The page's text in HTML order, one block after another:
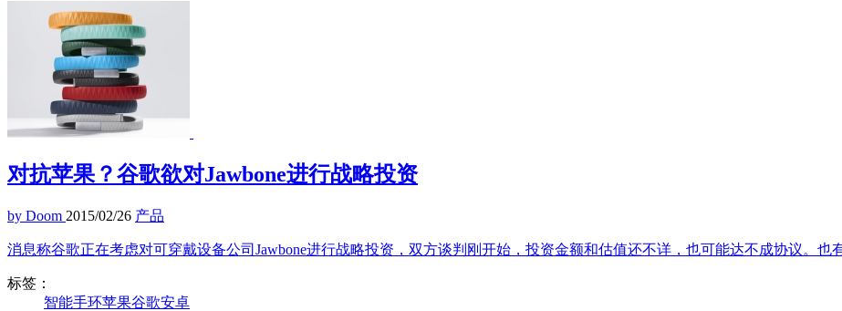
对抗苹果？谷歌欲对Jawbone进行战略投资
by Doom 2015/02/26 产品
消息称谷歌正在考虑对可穿戴设备公司Jawbone进行战略投资，双方谈判刚开始，投资金额和估值还不详，也可能达不成协议。也
标签：
智能手环苹果谷歌安卓